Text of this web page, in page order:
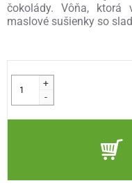
čokolády. Vôňa, ktorá
maslové sušienky so
+
-